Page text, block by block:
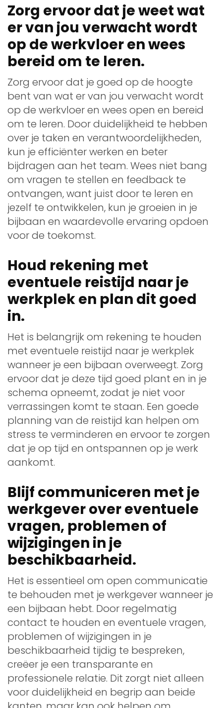
Zorg ervoor dat je weet wat
er van jou verwacht wordt
op de werkvloer en wees
bereid om te leren.
Zorg ervoor dat je goed op de hoogte
bent van wat er van jou verwacht wordt
op de werkvloer en wees open en bereid
om te leren. Door duidelijkheid te hebben
over je taken en verantwoordelijkheden,
kun je efficiënter werken en beter
bijdragen aan het team. Wees niet bang
om vragen te stellen en feedback te
ontvangen, want juist door te leren en
jezelf te ontwikkelen, kun je groeien in je
bijbaan en waardevolle ervaring opdoen
voor de toekomst.
Houd rekening met
eventuele reistijd naar je
werkplek en plan dit goed
in.
Het is belangrijk om rekening te houden
met eventuele reistijd naar je werkplek
wanneer je een bijbaan overweegt. Zorg
ervoor dat je deze tijd goed plant en in je
schema opneemt, zodat je niet voor
verrassingen komt te staan. Een goede
planning van de reistijd kan helpen om
stress te verminderen en ervoor te zorgen
dat je op tijd en ontspannen op je werk
aankomt.
Blijf communiceren met je
werkgever over eventuele
vragen, problemen of
wijzigingen in je
beschikbaarheid.
Het is essentieel om open communicatie
te behouden met je werkgever wanneer je
een bijbaan hebt. Door regelmatig
contact te houden en eventuele vragen,
problemen of wijzigingen in je
beschikbaarheid tijdig te bespreken,
creëer je een transparante en
professionele relatie. Dit zorgt niet alleen
voor duidelijkheid en begrip aan beide